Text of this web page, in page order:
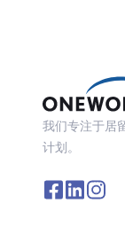
我们专注于居
计划。